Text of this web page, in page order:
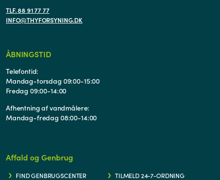
TLF. 88 91 77 77
INFO@THYFORSYNING.DK
ÅBNINGSTID
Telefontid:
Mandag-torsdag 09:00-15:00
Fredag 09:00-14:00
Afhentning af vandmålere:
Mandag-fredag 08:00-14:00
Affald og Genbrug
FIND GENBRUGSCENTER
TILMELD 24-7-ORDNING